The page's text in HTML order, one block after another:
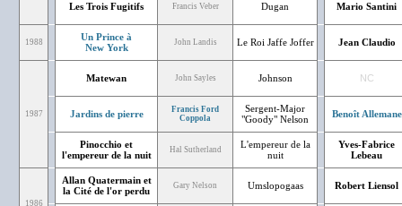
Les Trois Fugitifs Francis Veber Dugan Mario Santini
1988
Un Prince à
New York
John Landis Le Roi Jaffe Joffer Jean Claudio
1987
Matewan John Sayles Johnson NC
Jardins de pierre
Francis Ford
Coppola
Sergent-Major
"Goody" Nelson
Benoît Allemane
Pinocchio et
l'empereur de la nuit
Hal Sutherland
L'empereur de la
nuit
Yves-Fabrice
Lebeau
1986
Allan Quatermain et
la Cité de l'or perdu
Gary Nelson Umslopogaas Robert Liensol